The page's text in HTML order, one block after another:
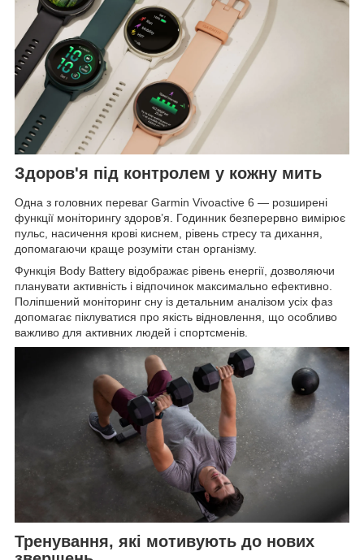
Здоров'я під контролем у кожну мить
Одна з головних переваг Garmin Vivoactive 6 — розширені
функції моніторингу здоров’я. Годинник безперервно вимірює
пульс, насичення крові киснем, рівень стресу та дихання,
допомагаючи краще розуміти стан організму.
Функція Body Battery відображає рівень енергії, дозволяючи
планувати активність і відпочинок максимально ефективно.
Поліпшений моніторинг сну із детальним аналізом усіх фаз
допомагає піклуватися про якість відновлення, що особливо
важливо для активних людей і спортсменів.
Тренування, які мотивують до нових